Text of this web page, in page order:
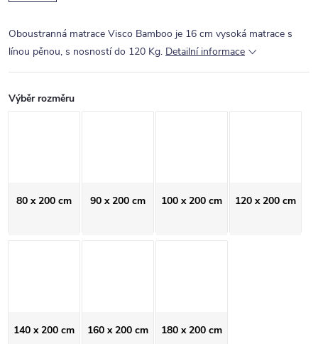
Oboustranná matrace Visco Bamboo je 16 cm vysoká matrace s
línou pěnou, s nosností do 120 Kg. Detailní informace
Výběr rozměru
80 x 200 cm 90 x 200 cm 100 x 200 cm 120 x 200 cm
140 x 200 cm 160 x 200 cm 180 x 200 cm